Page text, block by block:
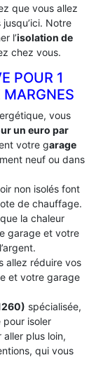
que vous allez
Notre
l’isolation de
chez vous.
POUR 1
MARGNES
vous
un euro par
votre garage
neuf ou dans
non isolés font
de chauffage.
la chaleur
garage et votre
allez réduire vos
et votre garage
spécialisée,
pour isoler
aller plus loin,
qui vous